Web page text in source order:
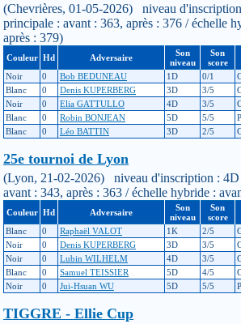
(Chevrières, 01-05-2026) niveau
principale : avant : 363, après : 376 / échelle
après : 379)
Couleur Hd Adversaire
Son
niveau
Son
score
Noir
0 Bob BEDUNEAU 1D 0/1
Blanc
0 Denis KUPERBERG 3D 3/5
Noir
0 Elia GATTULLO 4D 3/5
Blanc
0 Robin BONJEAN 5D 5/5
Blanc
0 Léo BATTIN 3D 2/5
25e tournoi de Lyon
(Lyon, 21-02-2026) niveau d'inscription : 4D
avant : 343, après : 363 / échelle hybride :
Couleur Hd Adversaire
Son
niveau
Son
score
Blanc
0 Raphaël VALOT 1K 2/5
Noir
0 Denis KUPERBERG 3D 3/5
Noir
0 Lubin WILHELM 4D 3/5
Blanc
0 Samuel TEISSIER 5D 4/5
Noir
0 Jui-Hsuan WU 5D 5/5
TIGGRE - Ellie Cup